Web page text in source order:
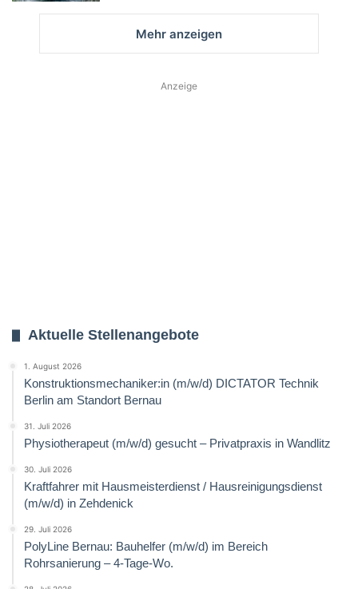
Mehr anzeigen
Anzeige
Aktuelle Stellenangebote
1. August 2026
Konstruktionsmechaniker:in (m/w/d) DICTATOR Technik
Berlin am Standort Bernau
31. Juli 2026
Physiotherapeut (m/w/d) gesucht – Privatpraxis in Wandlitz
30. Juli 2026
Kraftfahrer mit Hausmeisterdienst / Hausreinigungsdienst
(m/w/d) in Zehdenick
29. Juli 2026
PolyLine Bernau: Bauhelfer (m/w/d) im Bereich
Rohrsanierung – 4-Tage-Wo.